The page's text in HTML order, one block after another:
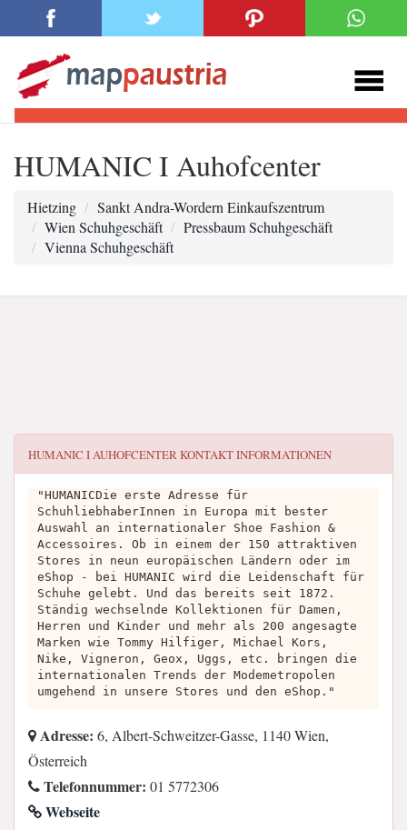
HUMANIC I Auhofcenter
Hietzing
Sankt Andra-Wordern Einkaufszentrum
Wien Schuhgeschäft
Pressbaum Schuhgeschäft
Vienna Schuhgeschäft
HUMANIC I AUHOFCENTERKONTAKT INFORMATIONEN
"HUMANICDie erste Adresse für
SchuhliebhaberInnen in Europa mit bester
Auswahl an internationaler Shoe Fashion &
Accessoires. Ob in einem der 150 attraktiven
Stores in neun europäischen Ländern oder im
eShop - bei HUMANIC wird die Leidenschaft für
Schuhe gelebt. Und das bereits seit 1872.
Ständig wechselnde Kollektionen für Damen,
Herren und Kinder und mehr als 200 angesagte
Marken wie Tommy Hilfiger, Michael Kors,
Nike, Vigneron, Geox, Uggs, etc. bringen die
internationalen Trends der Modemetropolen
umgehend in unsere Stores und den eShop."
Adresse: 6, Albert-Schweitzer-Gasse, 1140 Wien,
Österreich
Telefonnummer: 01 5772306
Webseite